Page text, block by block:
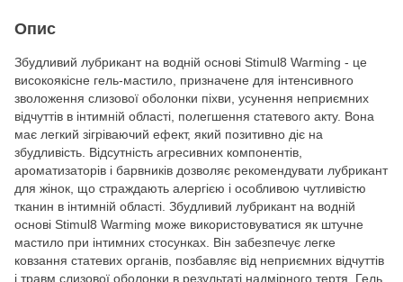
Опис
Збудливий лубрикант на водній основі Stimul8 Warming - це
високоякісне гель-мастило, призначене для інтенсивного
зволоження слизової оболонки піхви, усунення неприємних
відчуттів в інтимній області, полегшення статевого акту. Вона
має легкий зігріваючий ефект, який позитивно діє на
збудливість. Відсутність агресивних компонентів,
ароматизаторів і барвників дозволяє рекомендувати лубрикант
для жінок, що страждають алергією і особливою чутливістю
тканин в інтимній області. Збудливий лубрикант на водній
основі Stimul8 Warming може використовуватися як штучне
мастило при інтимних стосунках. Він забезпечує легке
ковзання статевих органів, позбавляє від неприємних відчуттів
і травм слизової оболонки в результаті надмірного тертя. Гель